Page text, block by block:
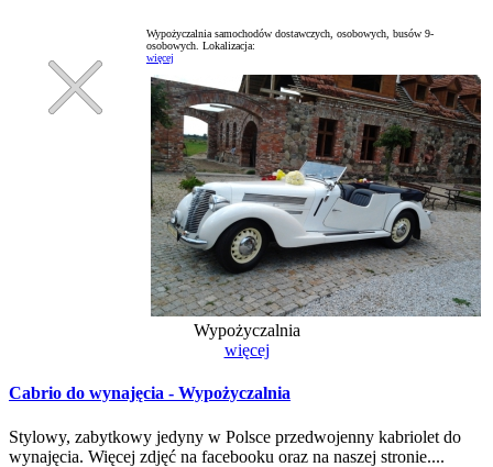
Wypożyczalnia samochodów dostawczych, osobowych, busów 9-
osobowych. Lokalizacja:
więcej
Wypożyczalnia
więcej
Cabrio do wynajęcia - Wypożyczalnia
Stylowy, zabytkowy jedyny w Polsce przedwojenny kabriolet do
wynajęcia. Więcej zdjęć na facebooku oraz na naszej stronie....